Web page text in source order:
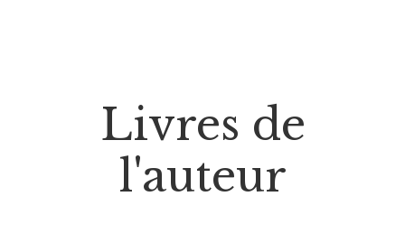
Livres de
l'auteur